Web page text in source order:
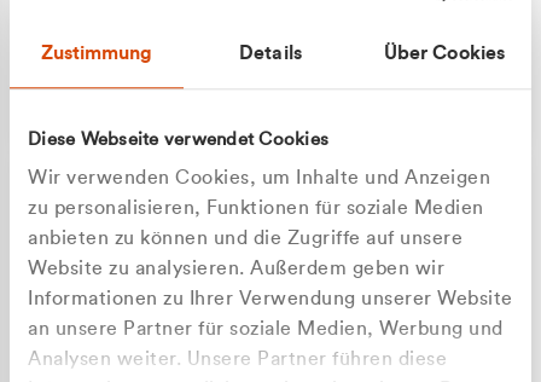
Zustimmung Details Über Cookies
Diese Webseite verwendet Cookies
Wir verwenden Cookies, um Inhalte und Anzeigen
zu personalisieren, Funktionen für soziale Medien
anbieten zu können und die Zugriffe auf unsere
Website zu analysieren. Außerdem geben wir
Informationen zu Ihrer Verwendung unserer Website
an unsere Partner für soziale Medien, Werbung und
Analysen weiter. Unsere Partner führen diese
+49 177 8376058
Apilash Balanesan